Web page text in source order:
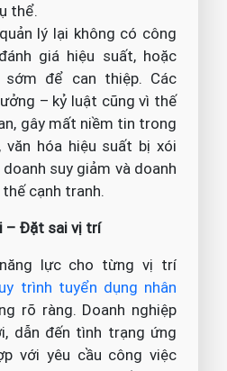
thể.
lý lại không có công
giá hiệu suất, hoặc
để can thiệp. Các
– kỷ luật cũng vì thế
gây mất niềm tin trong
văn hóa hiệu suất bị xói
suy giảm và doanh
cạnh tranh.
– Đặt sai vị trí
lực cho từng vị trí
trình tuyển dụng nhân
rõ ràng. Doanh nghiệp
dẫn đến tình trạng ứng
với yêu cầu công việc